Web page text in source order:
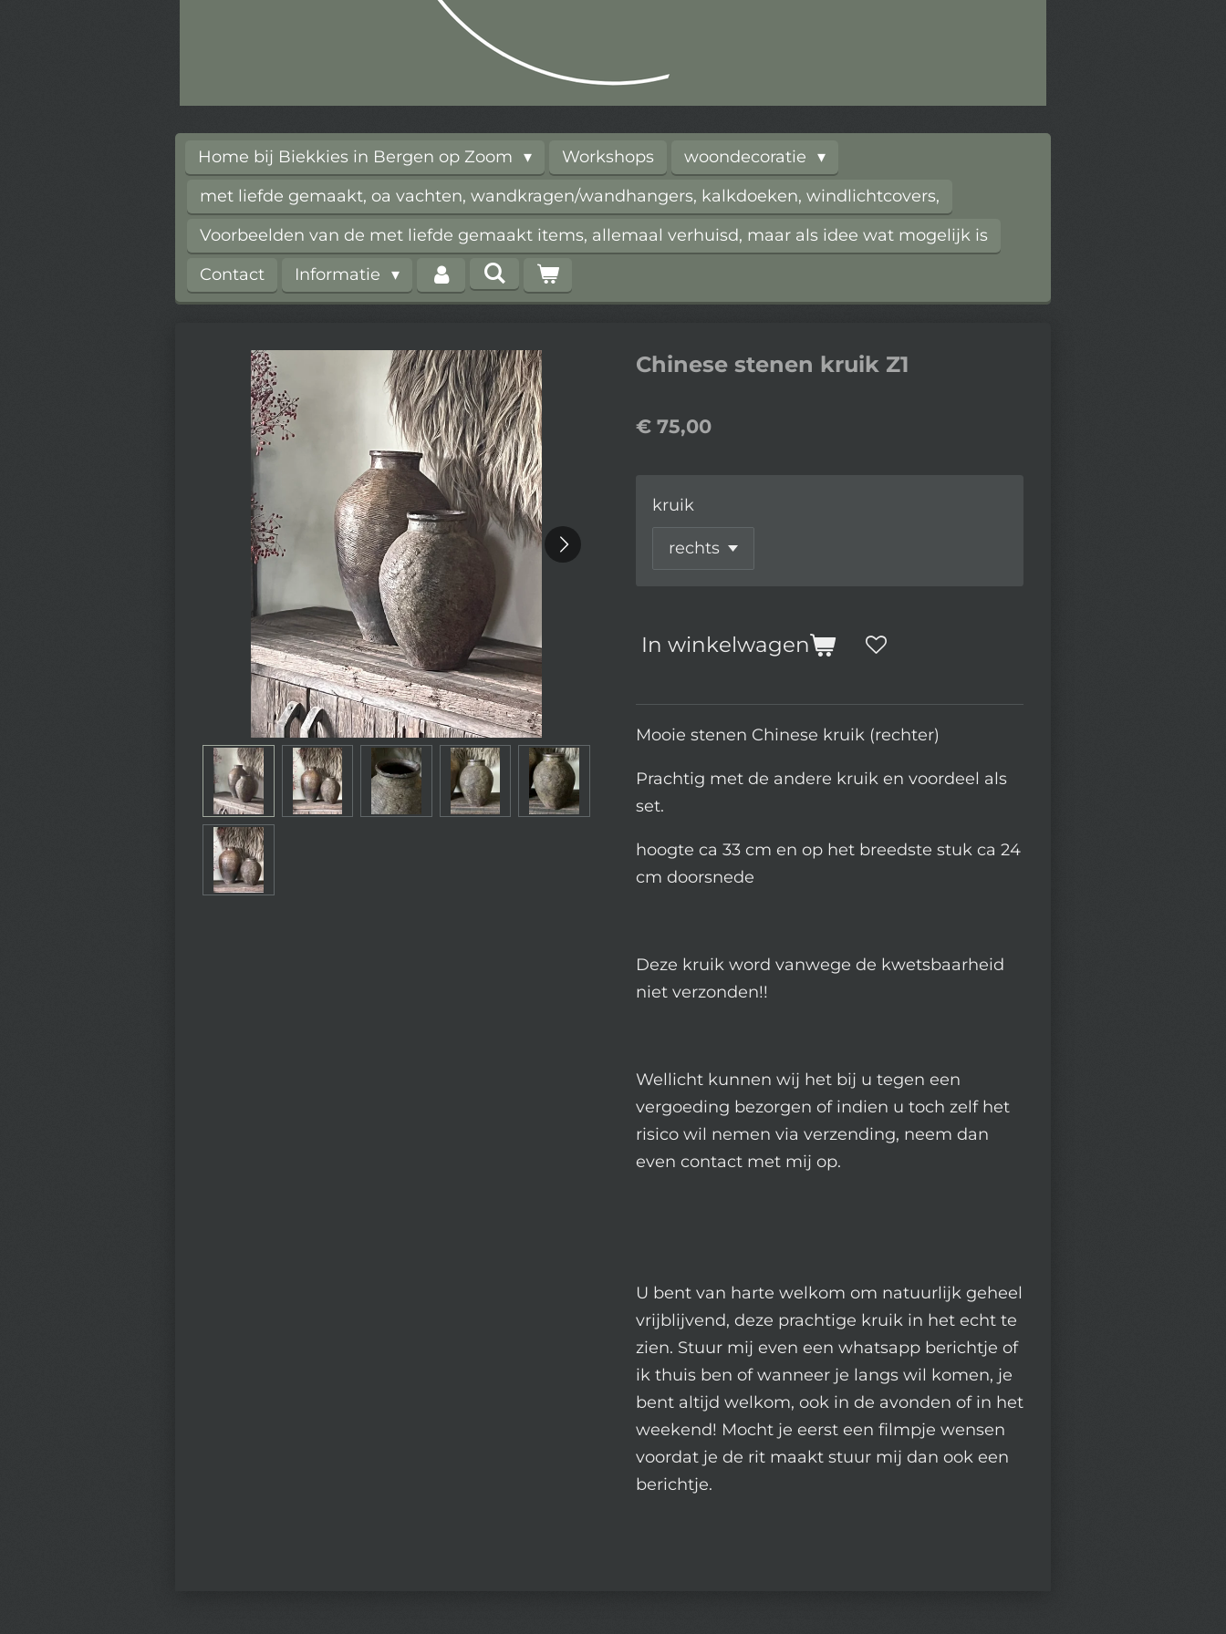
Home bij Biekkies in Bergen op Zoom Workshops
woondecoratie
met liefde gemaakt, oa vachten, wandkragen/wandhangers, kalkdoeken, windlichtcovers,
Voorbeelden van de met liefde gemaakt items, allemaal verhuisd, maar als idee wat mogelijk is
Contact
Informatie
Chinese stenen kruik Z1
€ 75,00
kruik
In winkelwagen
Mooie stenen Chinese kruik (rechter)
Prachtig met de andere kruik en voordeel als
set.
hoogte ca 33 cm en op het breedste stuk ca 24
cm doorsnede
Deze kruik word vanwege de kwetsbaarheid
niet verzonden!!
Wellicht kunnen wij het bij u tegen een
vergoeding bezorgen of indien u toch zelf het
risico wil nemen via verzending, neem dan
even contact met mij op.
U bent van harte welkom om natuurlijk geheel
vrijblijvend, deze prachtige kruik in het echt te
zien. Stuur mij even een whatsapp berichtje of
ik thuis ben of wanneer je langs wil komen, je
bent altijd welkom, ook in de avonden of in het
weekend! Mocht je eerst een filmpje wensen
voordat je de rit maakt stuur mij dan ook een
berichtje.